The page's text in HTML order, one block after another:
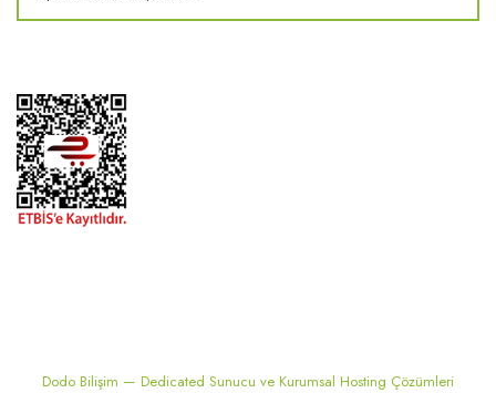
Dodo Bilişim — Dedicated Sunucu ve Kurumsal Hosting Çözümleri